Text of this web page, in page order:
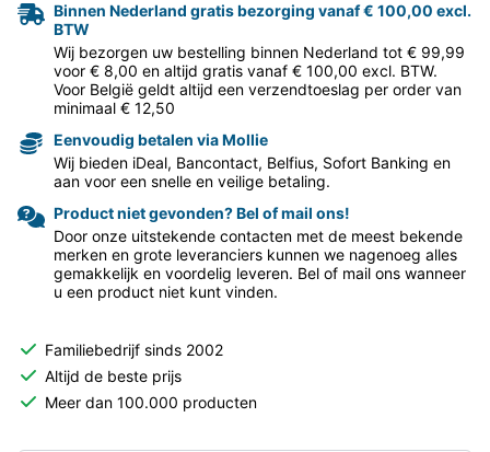
Binnen Nederland gratis bezorging vanaf € 100,00 excl.
BTW
Wij bezorgen uw bestelling binnen Nederland tot € 99,99
voor € 8,00 en altijd gratis vanaf € 100,00 excl. BTW.
Voor België geldt altijd een verzendtoeslag per order van
minimaal € 12,50
Eenvoudig betalen via Mollie
Wij bieden iDeal, Bancontact, Belfius, Sofort Banking en
aan voor een snelle en veilige betaling.
Product niet gevonden? Bel of mail ons!
Door onze uitstekende contacten met de meest bekende
merken en grote leveranciers kunnen we nagenoeg alles
gemakkelijk en voordelig leveren. Bel of mail ons wanneer
u een product niet kunt vinden.
Familiebedrijf sinds 2002
Altijd de beste prijs
Meer dan 100.000 producten